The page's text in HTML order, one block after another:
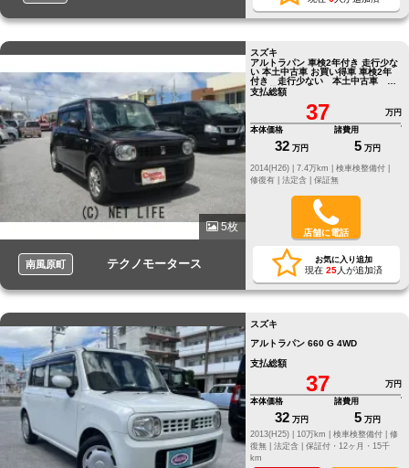
5枚
南風原町 テクノモータース
スズキ
アルトラパン 車検2年付き 走行少な
い 本土中古車 お買い得車 車検2年
付き 走行少ない 本土中古車 お
買い得車
支払総額
37
万円
本体価格
32 万円
諸費用
5 万円
修復有 | 法定含 | 保証無
店舗に電話
お気に入り追加
現在 25人が追加済
スズキ
アルトラパン 660 G 4WD
支払総額
37
万円
本体価格
32 万円
諸費用
5 万円
2013(H25) |
10万km | 検車検整備付 | 修
復無 | 法定含 | 保証付・12ヶ月・15千
km